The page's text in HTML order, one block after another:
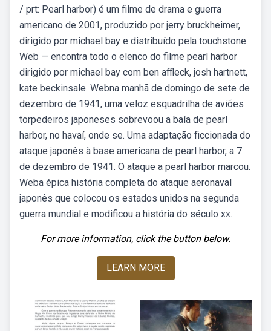
/ prt: Pearl harbor) é um filme de drama e guerra
americano de 2001, produzido por jerry bruckheimer,
dirigido por michael bay e distribuído pela touchstone.
Web — encontra todo o elenco do filme pearl harbor
dirigido por michael bay com ben affleck, josh hartnett,
kate beckinsale. Webna manhã de domingo de sete de
dezembro de 1941, uma veloz esquadrilha de aviões
torpedeiros japoneses sobrevoou a baía de pearl
harbor, no havaí, onde se. Uma adaptação ficcionada do
ataque japonês à base americana de pearl harbor, a 7
de dezembro de 1941. O ataque a pearl harbor marcou.
Weba épica história completa do ataque aeronaval
japonês que colocou os estados unidos na segunda
guerra mundial e modificou a história do século xx.
For more information, click the button below.
LEARN MORE